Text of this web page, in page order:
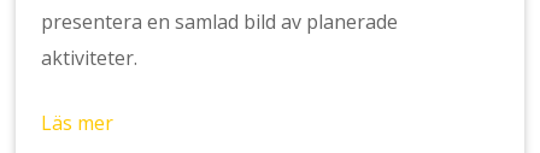
presentera en samlad bild av planerade
aktiviteter.
Läs mer